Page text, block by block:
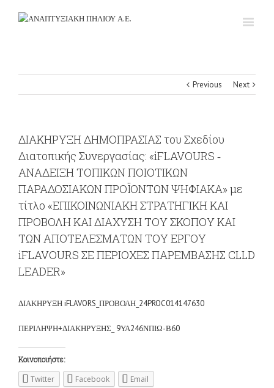
Previous Next
ΔΙΑΚΗΡΥΞΗ ΔΗΜΟΠΡΑΣΙΑΣ του Σχεδίου
Διατοπικής Συνεργασίας: «iFLAVOURS ‐
ΑΝΑΔΕΙΞΗ ΤΟΠΙΚΩΝ ΠΟΙΟΤΙΚΩΝ
ΠΑΡΑΔΟΣΙΑΚΩΝ ΠΡΟΪΟΝΤΩΝ ΨΗΦΙΑΚΑ» με
τίτλο «ΕΠΙΚΟΙΝΩΝΙΑΚΗ ΣΤΡΑΤΗΓΙΚΗ ΚΑΙ
ΠΡΟΒΟΛΗ ΚΑΙ ΔΙΑΧΥΣΗ ΤΟΥ ΣΚΟΠΟΥ ΚΑΙ
ΤΩΝ ΑΠΟΤΕΛΕΣΜΑΤΩΝ ΤΟΥ ΕΡΓΟΥ
iFLAVOURS ΣΕ ΠΕΡΙΟΧΕΣ ΠΑΡΕΜΒΑΣΗΣ CLLD
LEADER»
ΔΙΑΚΗΡΥΞΗ iFLAVORS_ΠΡΟΒΟΛΗ_24PROC014147630
ΠΕΡΙΛΗΨΗ+ΔΙΑΚΗΡΥΞΗΣ_ 9ΥΑ246ΝΠΙΩ-Β60
Κοινοποιήστε:
Twitter Facebook Email